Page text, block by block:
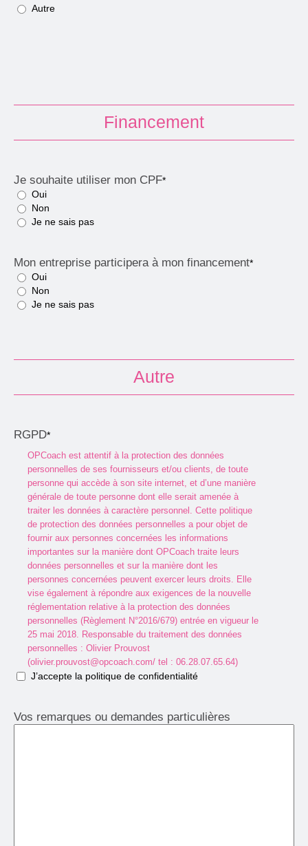
Autre
Financement
Je souhaite utiliser mon CPF*
Oui
Non
Je ne sais pas
Mon entreprise participera à mon financement*
Oui
Non
Je ne sais pas
Autre
RGPD*
OPCoach est attentif à la protection des données
personnelles de ses fournisseurs et/ou clients, de toute
personne qui accède à son site internet, et d’une manière
générale de toute personne dont elle serait amenée à
traiter les données à caractère personnel. Cette politique
de protection des données personnelles a pour objet de
fournir aux personnes concernées les informations
importantes sur la manière dont OPCoach traite leurs
données personnelles et sur la manière dont les
personnes concernées peuvent exercer leurs droits. Elle
vise également à répondre aux exigences de la nouvelle
réglementation relative à la protection des données
personnelles (Règlement N°2016/679) entrée en vigueur le
25 mai 2018. Responsable du traitement des données
personnelles : Olivier Prouvost
(olivier.prouvost@opcoach.com/ tel : 06.28.07.65.64)
J’accepte la politique de confidentialité
Vos remarques ou demandes particulières